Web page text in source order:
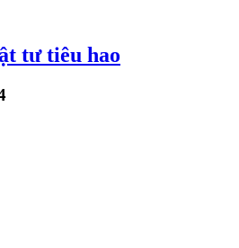
tư tiêu hao